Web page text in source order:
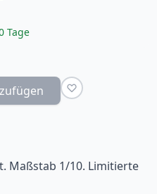
Tage
Maßstab 1/10. Limitierte